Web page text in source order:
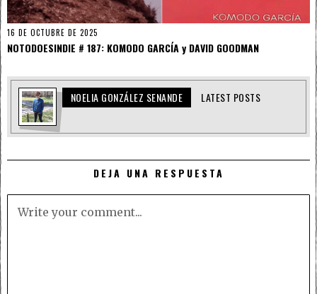
16 DE OCTUBRE DE 2025
NOTODOESINDIE # 187: KOMODO GARCÍA y DAVID GOODMAN
NOELIA GONZÁLEZ SENANDE LATEST POSTS
DEJA UNA RESPUESTA